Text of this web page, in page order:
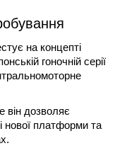
на концепті
гоночній серії
він дозволяє
нової платформи та